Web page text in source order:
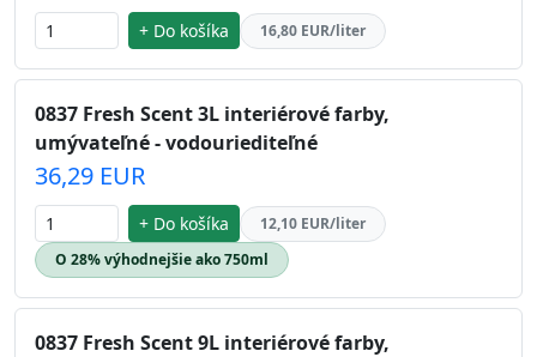
+ Do košíka 16,80 EUR/liter
0837 Fresh Scent 3L interiérové farby,
umývateľné - vodouriediteľné
36,29 EUR
+ Do košíka
12,10 EUR/liter
O 28% výhodnejšie ako 750ml
0837 Fresh Scent 9L interiérové farby,